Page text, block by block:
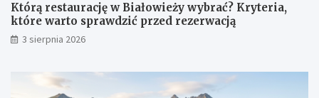
Którą restaurację w Białowieży wybrać? Kryteria,
które warto sprawdzić przed rezerwacją
3 sierpnia 2026